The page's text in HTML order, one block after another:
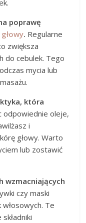
poprawę
. Regularne
zwiększa
do cebulek. Tego
mycia lub
która
odpowiednie oleje,
i
głowy. Warto
lub zostawić
wzmacniających
czy maski
Te